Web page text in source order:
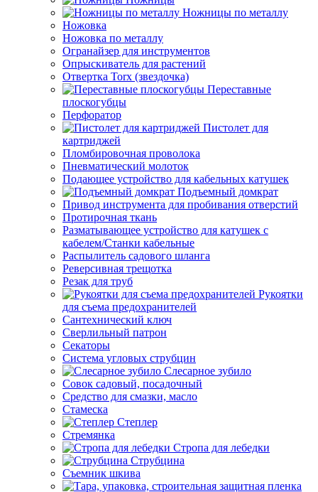
Ножницы по металлу
Ножовка
Ножовка по металлу
Огранайзер для инструментов
Опрыскиватель для растений
Отвертка Torx (звездочка)
Переставные
плоскогубцы
Перфоратор
Пистолет для
картриджей
Пломбировочная проволока
Пневматический молоток
Подающее устройство для кабельных катушек
Подъемный домкрат
Привод инструмента для пробивания отверстий
Протирочная ткань
Разматывающее устройство для катушек с
кабелем/Станки кабельные
Распылитель садового шланга
Реверсивная трещотка
Резак для труб
Рукоятки
для съема предохранителей
Сантехнический ключ
Сверлильный патрон
Секаторы
Система угловых струбцин
Слесарное зубило
Совок садовый, посадочный
Средство для смазки, масло
Стамеска
Степлер
Стремянка
Стропа для лебедки
Струбцина
Съемник шкива